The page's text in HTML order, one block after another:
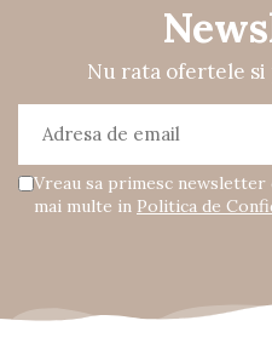
Nu rata ofertele
Vreau sa primesc
mai multe in Politica de